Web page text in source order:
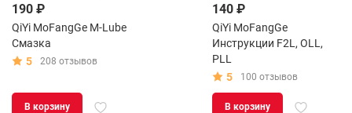
190 ₽
QiYi MoFangGe M-Lube
Смазка
5
208 отзывов
В корзину
140 ₽
QiYi MoFangGe
Инструкции F2L, OLL,
PLL
5
100 отзывов
В корзину